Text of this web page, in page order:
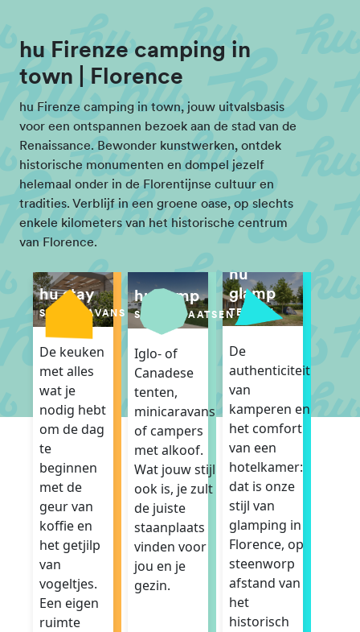
hu Firenze camping in
town | Florence
hu Firenze camping in town, jouw uitvalsbasis
voor een ontspannen bezoek aan de stad van de
Renaissance. Bewonder kunstwerken, ontdek
historische monumenten en dompel jezelf
helemaal onder in de Florentijnse cultuur en
tradities. Verblijf in een groene oase, op slechts
enkele kilometers van het historische centrum
van Florence.
hu stay
STACARAVANS
De keuken
met alles
wat je
nodig hebt
om de dag
te
beginnen
met de
geur van
koffie en
het getjilp
van
vogeltjes.
Een eigen
ruimte
hu camp
STANDPLAATSEN
Iglo- of
Canadese
tenten,
minicaravans
of campers
met alkoof.
Wat jouw stijl
ook is, je zult
de juiste
staanplaats
vinden voor
jou en je
gezin.
hu
glamp
TENTEN
De
authenticiteit
van
kamperen en
het comfort
van een
hotelkamer:
dat is onze
stijl van
glamping in
Florence, op
steenworp
afstand van
het
historisch